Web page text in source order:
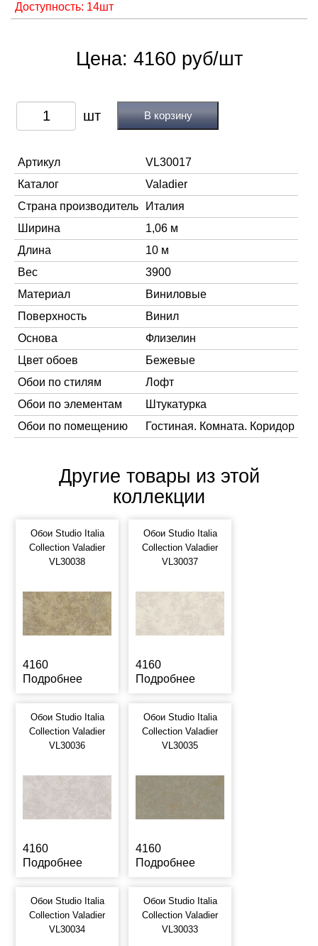
Доступность: 14шт
Цена: 4160 руб/шт
В корзину
Артикул
VL30017
Каталог
Valadier
Страна производитель
Италия
Ширина
1,06 м
Длина
10 м
Вес
3900
Материал
Виниловые
Поверхность
Винил
Основа
Флизелин
Цвет обоев
Бежевые
Обои по стилям
Лофт
Обои по элементам
Штукатурка
Обои по помещению
Гостиная. Комната. Коридор
Другие товары из этой
коллекции
Обои Studio Italia
Collection Valadier
VL30038
4160
Подробнее
Обои Studio Italia
Collection Valadier
VL30037
4160
Подробнее
Обои Studio Italia
Collection Valadier
VL30036
4160
Подробнее
Обои Studio Italia
Collection Valadier
VL30035
4160
Подробнее
Обои Studio Italia
Collection Valadier
VL30034
Обои Studio Italia
Collection Valadier
VL30033